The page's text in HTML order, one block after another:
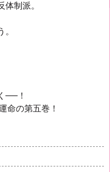
制派。
──！
命の第五巻！